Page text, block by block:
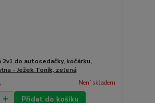
2v1 do autosedačky, kočárku,
- Ježek Toník, zelená
Není skladem
Přidat do košíku